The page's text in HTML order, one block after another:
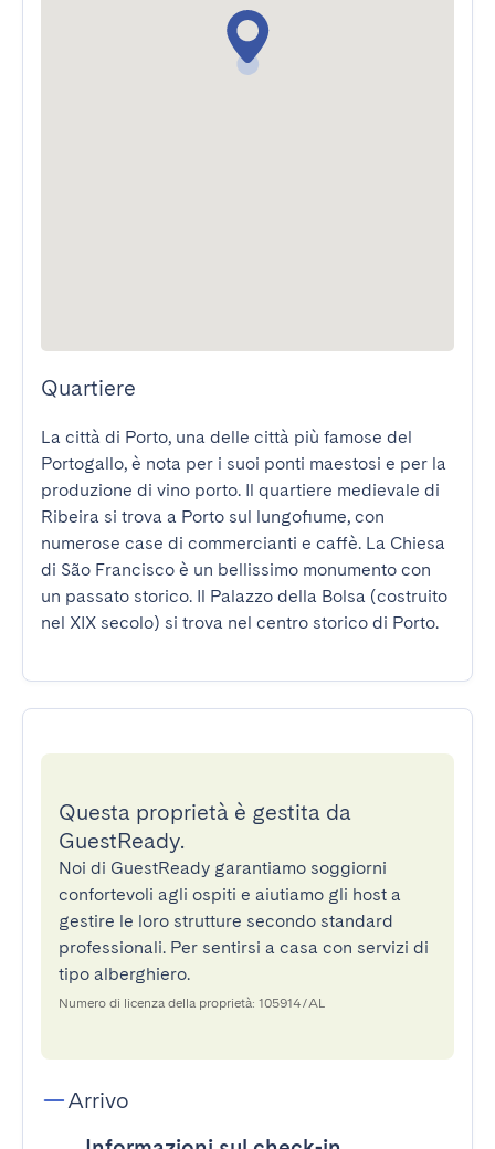
Quartiere
La città di Porto, una delle città più famose del
Portogallo, è nota per i suoi ponti maestosi e per la
produzione di vino porto. Il quartiere medievale di
Ribeira si trova a Porto sul lungofiume, con
numerose case di commercianti e caffè. La Chiesa
di São Francisco è un bellissimo monumento con
un passato storico. Il Palazzo della Bolsa (costruito
nel XIX secolo) si trova nel centro storico di Porto.
Questa proprietà è gestita da
GuestReady.
Noi di GuestReady garantiamo soggiorni
confortevoli agli ospiti e aiutiamo gli host a
gestire le loro strutture secondo standard
professionali. Per sentirsi a casa con servizi di
tipo alberghiero.
Numero di licenza della proprietà: 105914/AL
Arrivo